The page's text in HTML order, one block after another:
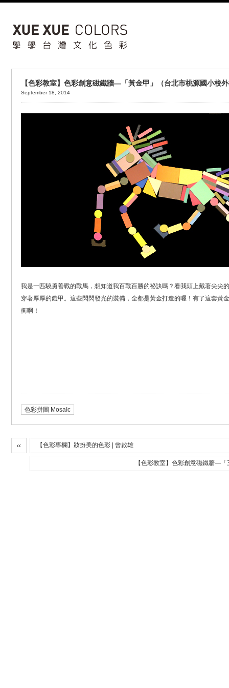
【色彩教室】色彩創意磁鐵牆—「黃金甲」（台北市桃源國小校
September 18, 2014
我是一匹驍勇善戰的戰馬，想知道我百戰百勝的祕訣嗎？看我頭上戴著尖尖
穿著厚厚的鎧甲。這些閃閃發光的裝備，全都是黃金打造的喔！有了這套黃
衝啊！
色彩拼圖 MosaIc
【色彩專欄】妝扮美的色彩 | 曾啟雄
【色彩教室】色彩創意磁鐵牆—